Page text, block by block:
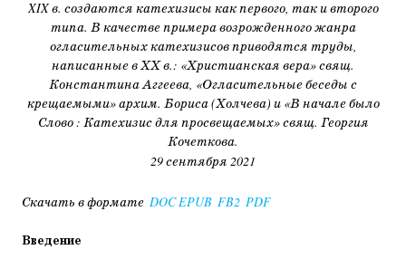
XIX в. создаются катехизисы как первого, так и второго
типа. В качестве примера возрожденного жанра
огласительных катехизисов приводятся труды,
написанные в ХХ в.: «Христианская вера» свящ.
Константина Аггеева, «Огласительные беседы с
крещаемыми» архим. Бориса (Холчева) и «В начале было
Слово : Катехизис для просвещаемых» свящ. Георгия
Кочеткова.
29 сентября 2021
Скачать в формате DOCEPUB FB2 PDF
Введение